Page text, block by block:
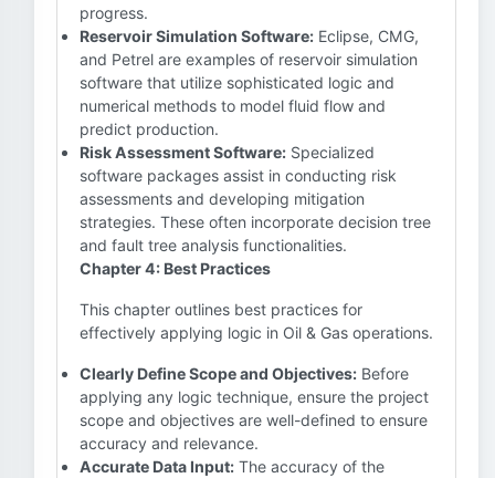
progress.
Reservoir Simulation Software: Eclipse, CMG,
and Petrel are examples of reservoir simulation
software that utilize sophisticated logic and
numerical methods to model fluid flow and
predict production.
Risk Assessment Software: Specialized
software packages assist in conducting risk
assessments and developing mitigation
strategies. These often incorporate decision tree
and fault tree analysis functionalities.
Chapter 4: Best Practices
This chapter outlines best practices for
effectively applying logic in Oil & Gas operations.
Clearly Define Scope and Objectives: Before
applying any logic technique, ensure the project
scope and objectives are well-defined to ensure
accuracy and relevance.
Accurate Data Input: The accuracy of the